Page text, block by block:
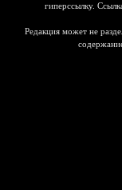
гиперссылку.
Редакция может не